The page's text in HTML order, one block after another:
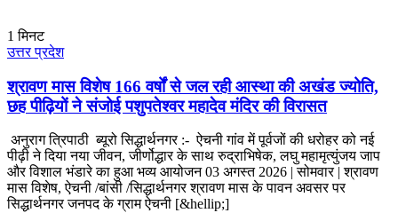
1 मिनट
उत्तर प्रदेश
श्रावण मास विशेष 166 वर्षों से जल रही आस्था की अखंड ज्योति,
छह पीढ़ियों ने संजोई पशुपतेश्वर महादेव मंदिर की विरासत
अनुराग त्रिपाठी ब्यूरो सिद्धार्थनगर :- ऐचनी गांव में पूर्वजों की धरोहर को नई
पीढ़ी ने दिया नया जीवन, जीर्णोद्धार के साथ रुद्राभिषेक, लघु महामृत्युंजय जाप
और विशाल भंडारे का हुआ भव्य आयोजन 03 अगस्त 2026 | सोमवार | श्रावण
मास विशेष, ऐचनी /बांसी /सिद्धार्थनगर श्रावण मास के पावन अवसर पर
सिद्धार्थनगर जनपद के ग्राम ऐचनी [&hellip;]